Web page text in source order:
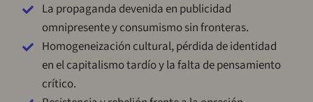
La propaganda devenida en publicidad
omnipresente y consumismo sin fronteras.
Homogeneización cultural, pérdida de identidad
en el capitalismo tardío y la falta de pensamiento
crítico.